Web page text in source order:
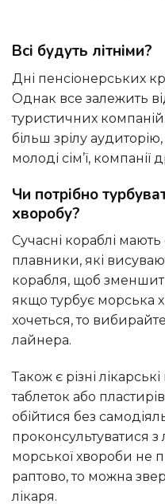
Всі будуть літніми?
Дні пенсіонерських круїзів давно минули.
Однак все залежить
туристичних
більш зрілу
молоді сім’ї, компанії
Чи потрібно
хворобу?
Сучасні кораблі мають стабілізатори. Це
плавники, які
корабля, щоб
якщо турбує морська
хочеться, то
лайнера.
Також є різні лікарські препарати, на зразок
таблеток або
обійтися без
проконсультуватися
морської хвороби не
раптово, то можна
лікаря.